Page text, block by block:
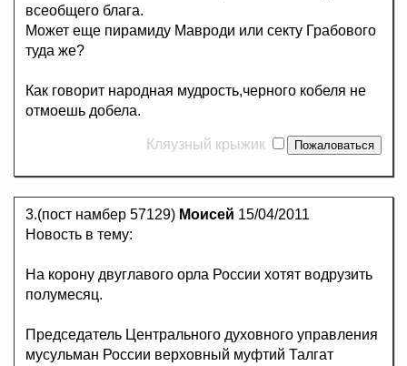
всеобщего блага.
Может еще пирамиду Мавроди или секту Грабового
туда же?
Как говорит народная мудрость,черного кобеля не
отмоешь добела.
Кляузный крыжик
3.(пост намбер 57129) Моисей 15/04/2011
Новость в тему:
На корону двуглавого орла России хотят водрузить
полумесяц.
Председатель Центрального духовного управления
мусульман России верховный муфтий Талгат